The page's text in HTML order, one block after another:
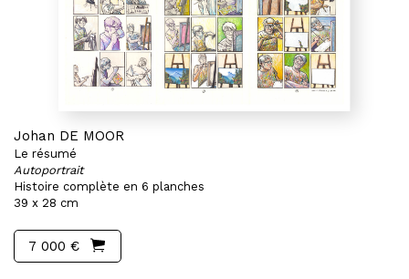
Johan DE MOOR
Le résumé
Autoportrait
Histoire complète en 6 planches
39 x 28 cm
7 000 €